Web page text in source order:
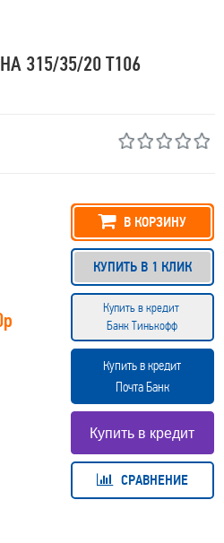
315/35/20 T106
р
В КОРЗИНУ
КУПИТЬ В 1 КЛИК
Купить в кредит
Банк Тинькофф
Купить в кредит
Почта Банк
СРАВНЕНИЕ